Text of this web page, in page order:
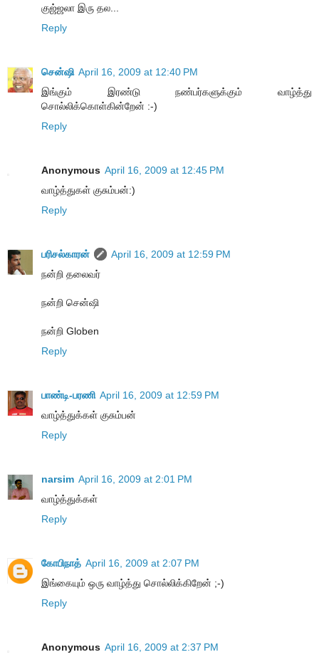
குஜ்ஜலா இரு தல...
Reply
சென்ஷி April 16, 2009 at 12:40 PM
இங்கும் இரண்டு நண்பர்களுக்கும் வாழ்த்து
சொல்லிக்கொள்கின்றேன் :-)
Reply
Anonymous April 16, 2009 at 12:45 PM
வாழ்த்துகள் குசும்பன்:)
Reply
பரிசல்காரன்
April 16, 2009 at 12:59 PM
நன்றி தலைவர்
நன்றி சென்ஷி
நன்றி Globen
Reply
பாண்டி-பரணி April 16, 2009 at 12:59 PM
வாழ்த்துக்கள் குசும்பன்
Reply
narsim April 16, 2009 at 2:01 PM
வாழ்த்துக்கள்
Reply
கோபிநாத் April 16, 2009 at 2:07 PM
இங்கையும் ஒரு வாழ்த்து சொல்லிக்கிறேன் ;-)
Reply
Anonymous April 16, 2009 at 2:37 PM